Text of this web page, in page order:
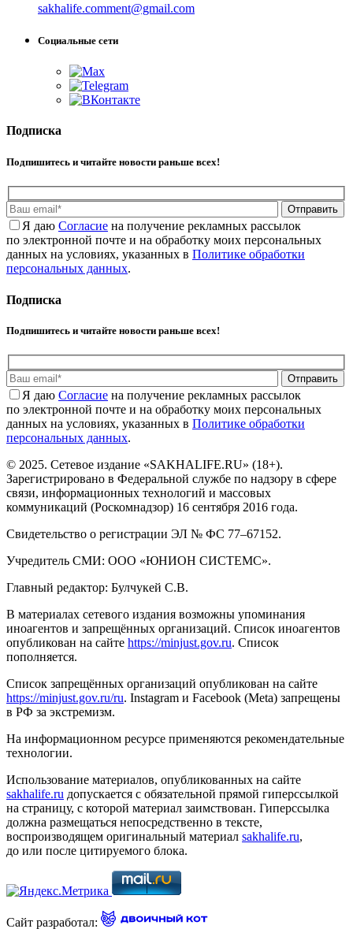
sakhalife.comment@gmail.com
Социальные сети
Подписка
Подпишитесь и читайте новости раньше всех!
Отправить
Я даю Cогласие на получение рекламных рассылок
по электронной почте и на обработку моих персональных
данных на условиях, указанных в Политике обработки
персональных данных.
Подписка
Подпишитесь и читайте новости раньше всех!
Отправить
Я даю Cогласие на получение рекламных рассылок
по электронной почте и на обработку моих персональных
данных на условиях, указанных в Политике обработки
персональных данных.
© 2025. Сетевое издание «SAKHALIFE.RU» (18+).
Зарегистрировано в Федеральной службе по надзору в сфере
связи, информационных технологий и массовых
коммуникаций (Роскомнадзор) 16 сентября 2016 года.
Свидетельство о регистрации ЭЛ № ФС 77–67152.
Учредитель СМИ: ООО «ЮНИОН СИСТЕМС».
Главный редактор: Булчукей С.В.
В материалах сетевого издания возможны упоминания
иноагентов и запрещённых организаций. Список иноагентов
опубликован на сайте https://minjust.gov.ru. Список
пополняется.
Список запрещённых организаций опубликован на сайте
https://minjust.gov.ru/ru. Instagram и Facebook (Metа) запрещены
в РФ за экстремизм.
На информационном ресурсе применяются рекомендательные
технологии.
Использование материалов, опубликованных на сайте
sakhalife.ru допускается с обязательной прямой гиперссылкой
на страницу, с которой материал заимствован. Гиперссылка
должна размещаться непосредственно в тексте,
воспроизводящем оригинальный материал sakhalife.ru,
до или после цитируемого блока.
Сайт разработал: